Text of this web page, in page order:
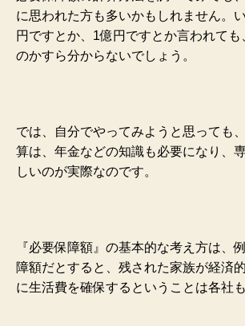
に思われた方も多いかもしれません。
円ですとか、1億円ですとか言われて
のかすら分からないでしょう。
では、自分でやってみようと思っても
算は、年金などの知識も必要になり、
しいのが実際なのです。
『必要保障額』の基本的な考え方は、
障額だとすると、残された家族が経済
に生活費を確保するということは各社